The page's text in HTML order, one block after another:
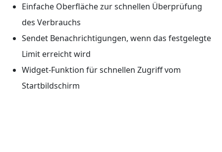
Einfache Oberfläche zur schnellen Überprüfung
des Verbrauchs
Sendet Benachrichtigungen, wenn das festgelegte
Limit erreicht wird
Widget-Funktion für schnellen Zugriff vom
Startbildschirm